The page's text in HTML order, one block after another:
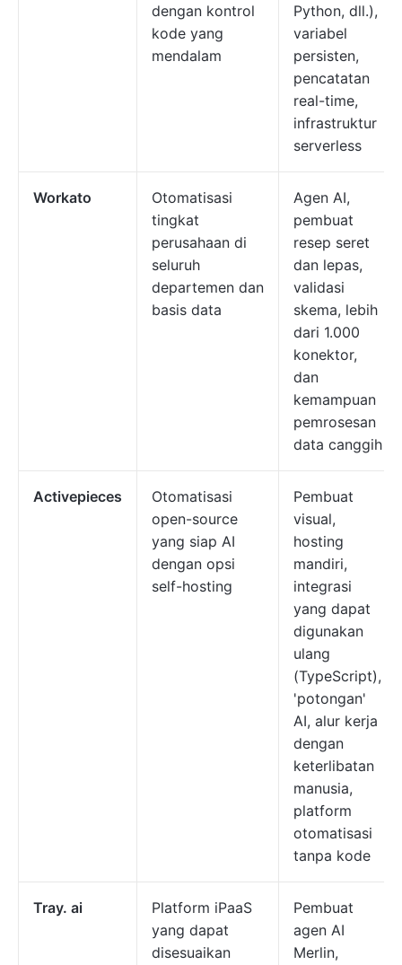
dengan kontrol
kode yang
mendalam
Python, dll.),
variabel
persisten,
pencatatan
real-time,
infrastruktur
serverless
Workato
Otomatisasi
tingkat
perusahaan di
seluruh
departemen dan
basis data
Agen AI,
pembuat
resep seret
dan lepas,
validasi
skema, lebih
dari 1.000
konektor,
dan
kemampuan
pemrosesan
data canggih
Activepieces
Otomatisasi
open-source
yang siap AI
dengan opsi
self-hosting
Pembuat
visual,
hosting
mandiri,
integrasi
yang dapat
digunakan
ulang
(TypeScript),
'potongan'
AI, alur kerja
dengan
keterlibatan
manusia,
platform
otomatisasi
tanpa kode
Tray. ai
Platform iPaaS
yang dapat
disesuaikan
Pembuat
agen AI
Merlin,